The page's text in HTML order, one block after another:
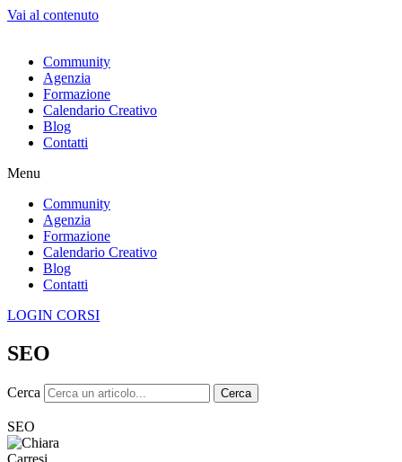
Vai al contenuto
Community
Agenzia
Formazione
Calendario Creativo
Blog
Contatti
Menu
Community
Agenzia
Formazione
Calendario Creativo
Blog
Contatti
LOGIN CORSI
SEO
Cerca Cerca
SEO